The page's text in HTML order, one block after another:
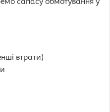
сапасу обмотування у
втрати)